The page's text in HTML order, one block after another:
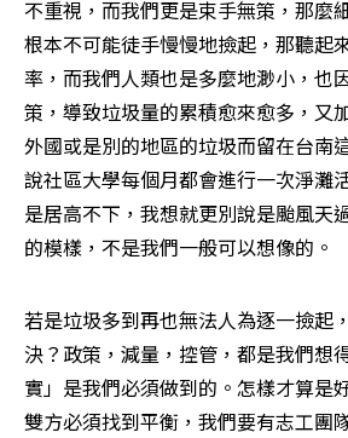
不重視，而我們更是束手無策，那麼
根本不可能徒手慢慢地撿起，那聽起
率，而我們人類也是多麼地渺小，也
策，導致垃圾量的累積愈來愈多，又
外國或是別的地區的垃圾而留在台南
說社區大學每個月都會進行一次淨灘
是居高不下，我想就更別說是颱風天
的模樣，不是我們一般可以想像的。
若是垃圾多到再也無法人為逐一撿起
決？政策，減量，控管，都是我們想
實」是我們必須做到的。怎樣才算是
雙方必須找到平衡，我們要有志工團